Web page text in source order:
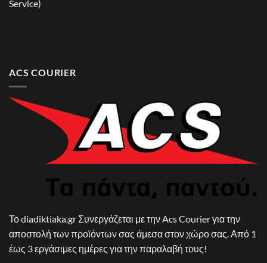
Service)
ACS COURIER
Το diadiktiaka.gr Συνεργάζεται με την Acs Courier για την
αποστολή των προϊόντων σας άμεσα στον χώρο σας. Από 1
έως 3 εργάσιμες ημέρες για την παραλαβή τους!